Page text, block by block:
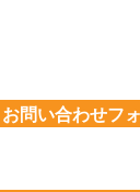
お問い合わせフ